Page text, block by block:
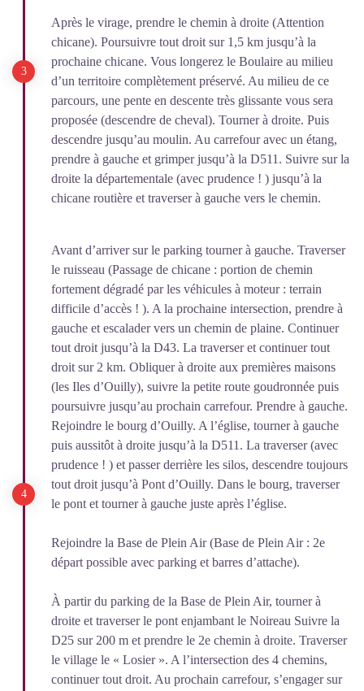
Après le virage, prendre le chemin à droite (Attention
chicane). Poursuivre tout droit sur 1,5 km jusqu’à la
prochaine chicane. Vous longerez le Boulaire au milieu
d’un territoire complètement préservé. Au milieu de ce
parcours, une pente en descente très glissante vous sera
proposée (descendre de cheval). Tourner à droite. Puis
descendre jusqu’au moulin. Au carrefour avec un étang,
prendre à gauche et grimper jusqu’à la D511. Suivre sur la
droite la départementale (avec prudence ! ) jusqu’à la
chicane routière et traverser à gauche vers le chemin.
Avant d’arriver sur le parking tourner à gauche. Traverser
le ruisseau (Passage de chicane : portion de chemin
fortement dégradé par les véhicules à moteur : terrain
difficile d’accès ! ). A la prochaine intersection, prendre à
gauche et escalader vers un chemin de plaine. Continuer
tout droit jusqu’à la D43. La traverser et continuer tout
droit sur 2 km. Obliquer à droite aux premières maisons
(les Iles d’Ouilly), suivre la petite route goudronnée puis
poursuivre jusqu’au prochain carrefour. Prendre à gauche.
Rejoindre le bourg d’Ouilly. A l’église, tourner à gauche
puis aussitôt à droite jusqu’à la D511. La traverser (avec
prudence ! ) et passer derrière les silos, descendre toujours
tout droit jusqu’à Pont d’Ouilly. Dans le bourg, traverser
le pont et tourner à gauche juste après l’église.
Rejoindre la Base de Plein Air (Base de Plein Air : 2e
départ possible avec parking et barres d’attache).
À partir du parking de la Base de Plein Air, tourner à
droite et traverser le pont enjambant le Noireau Suivre la
D25 sur 200 m et prendre le 2e chemin à droite. Traverser
le village le « Losier ». A l’intersection des 4 chemins,
continuer tout droit. Au prochain carrefour, s’engager sur